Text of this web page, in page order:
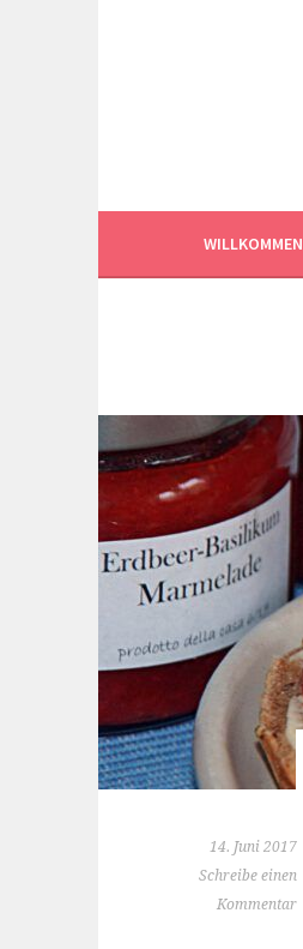
WILLKOMMEN
14. Juni 2017
Schreibe einen
Kommentar